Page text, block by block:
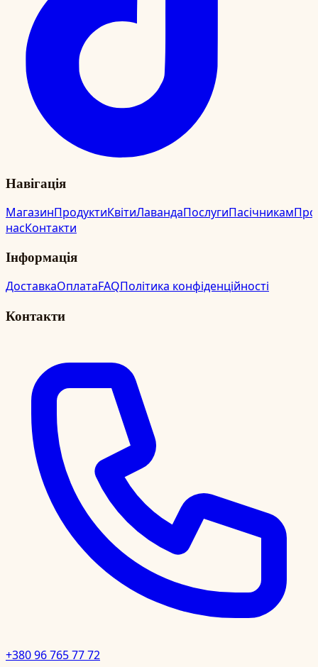
Навігація
МагазинПродуктиКвітиЛавандаПослугиПасічникамПро
насКонтакти
Інформація
ДоставкаОплатаFAQПолітика конфіденційності
Контакти
+380 96 765 77 72